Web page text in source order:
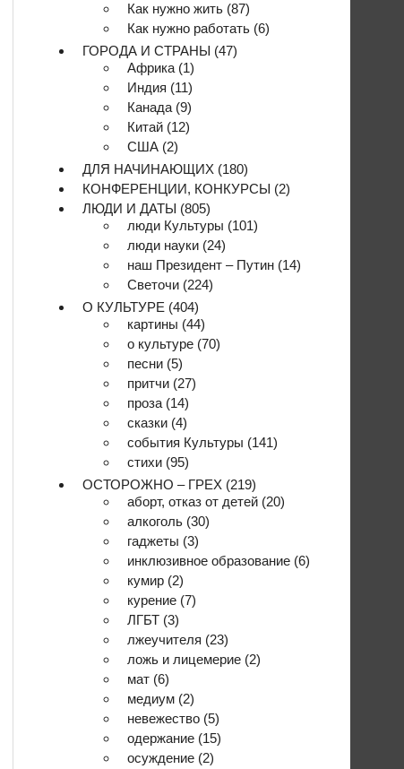
Как нужно жить (87)
Как нужно работать (6)
ГОРОДА И СТРАНЫ (47)
Африка (1)
Индия (11)
Канада (9)
Китай (12)
США (2)
ДЛЯ НАЧИНАЮЩИХ (180)
КОНФЕРЕНЦИИ, КОНКУРСЫ (2)
ЛЮДИ И ДАТЫ (805)
люди Культуры (101)
люди науки (24)
наш Президент – Путин (14)
Светочи (224)
О КУЛЬТУРЕ (404)
картины (44)
о культуре (70)
песни (5)
притчи (27)
проза (14)
сказки (4)
события Культуры (141)
стихи (95)
ОСТОРОЖНО – ГРЕХ (219)
аборт, отказ от детей (20)
алкоголь (30)
гаджеты (3)
инклюзивное образование (6)
кумир (2)
курение (7)
ЛГБТ (3)
лжеучителя (23)
ложь и лицемерие (2)
мат (6)
медиум (2)
невежество (5)
одержание (15)
осуждение (2)